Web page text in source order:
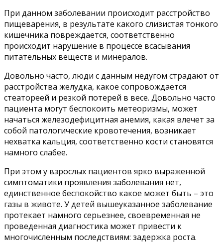
При данном заболевании происходит расстройство
пищеварения, в результате какого слизистая тонкого
кишечника повреждается, соответственно
происходит нарушение в процессе всасывания
питательных веществ и минералов.
Довольно часто, люди с данным недугом страдают от
расстройства желудка, какое сопровождается
стеатореей и резкой потерей в весе. Довольно часто
пациента могут беспокоить метеоризмы, может
начаться железодефицитная анемия, какая влечет за
собой патологические кровотечения, возникает
нехватка кальция, соответственно кости становятся
намного слабее.
При этом у взрослых пациентов ярко выраженной
симптоматики проявления заболевания нет,
единственное беспокойство какое может быть – это
газы в животе. У детей вышеуказанное заболевание
протекает намного серьезнее, своевременная не
проведенная диагностика может привести к
многочисленным последствиям: задержка роста.